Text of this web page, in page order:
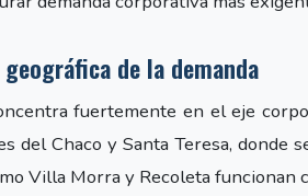
de la demanda
fuertemente en el eje
del Chaco y Santa Teresa,
Villa Morra y Recoleta